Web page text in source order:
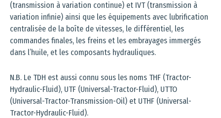
(transmission à variation continue) et IVT (transmission à
variation infinie) ainsi que les équipements avec lubrification
centralisée de la boîte de vitesses, le différentiel, les
commandes finales, les freins et les embrayages immergés
dans l’huile, et les composants hydrauliques.
N.B. Le TDH est aussi connu sous les noms THF (Tractor-
Hydraulic-Fluid), UTF (Universal-Tractor-Fluid), UTTO
(Universal-Tractor-Transmission-Oil) et UTHF (Universal-
Tractor-Hydraulic-Fluid).